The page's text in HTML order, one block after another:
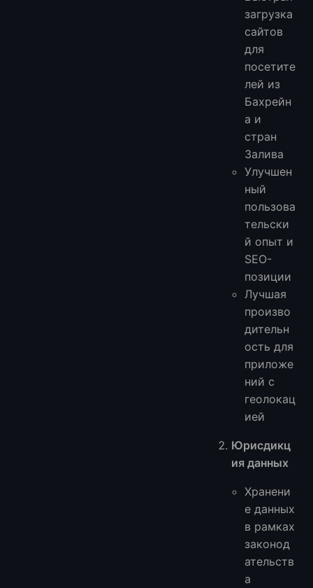
загрузка
сайтов
для
посетите
лей из
Бахрейн
а и
стран
Залива
Улучшен
ный
пользова
тельски
й опыт и
SEO-
позиции
Лучшая
произво
дительн
ость для
приложе
ний с
геолокац
ией
Юрисдикц
ия данных
Хранени
е данных
в рамках
законод
ательств
а